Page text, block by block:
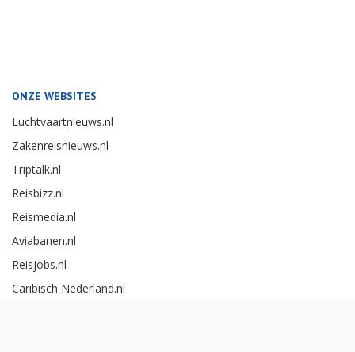
ONZE WEBSITES
Luchtvaartnieuws.nl
Zakenreisnieuws.nl
Triptalk.nl
Reisbizz.nl
Reismedia.nl
Aviabanen.nl
Reisjobs.nl
Caribisch Nederland.nl